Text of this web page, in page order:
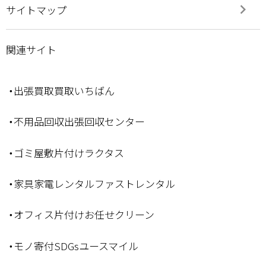
サイトマップ keyboard_arrow_right
関連サイト
・出張買取買取いちばん
・不用品回収出張回収センター
・ゴミ屋敷片付けラクタス
・家具家電レンタルファストレンタル
・オフィス片付けお任せクリーン
・モノ寄付SDGsユースマイル